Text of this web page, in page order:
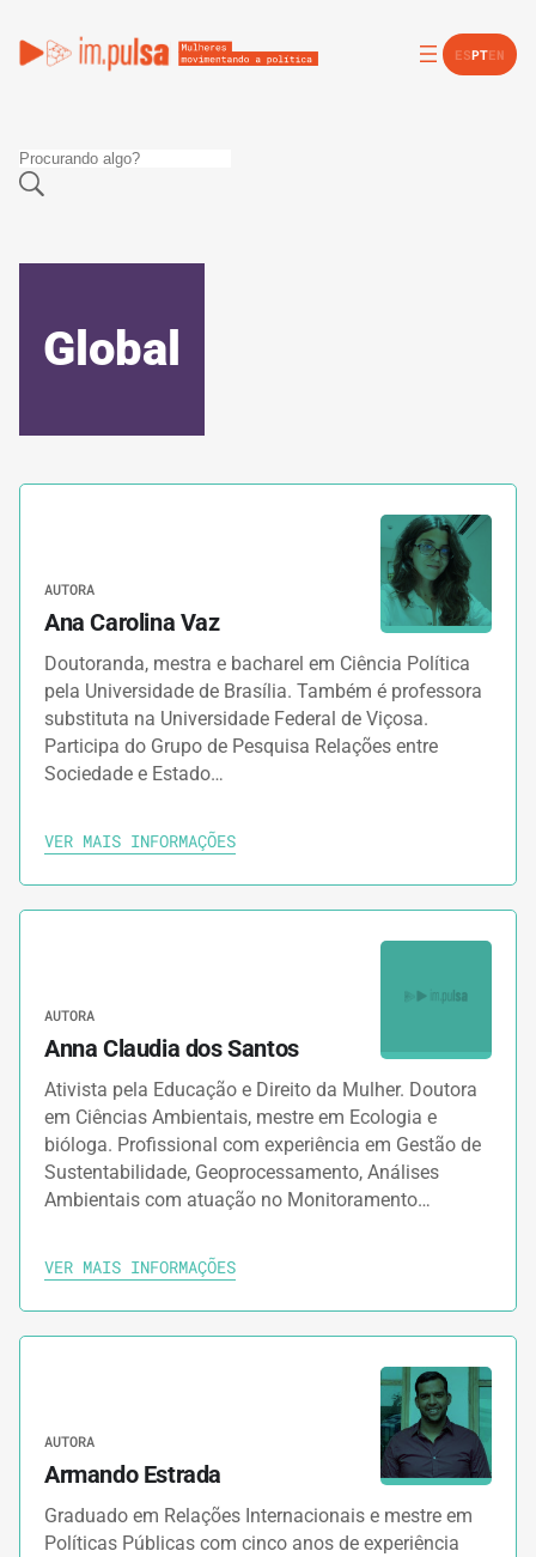
ESPTEN
Global
AUTORA
Ana Carolina Vaz
Doutoranda, mestra e bacharel em Ciência Política
pela Universidade de Brasília. Também é professora
substituta na Universidade Federal de Viçosa.
Participa do Grupo de Pesquisa Relações entre
Sociedade e Estado…
VER MAIS INFORMAÇÕES
AUTORA
Anna Claudia dos Santos
Ativista pela Educação e Direito da Mulher. Doutora
em Ciências Ambientais, mestre em Ecologia e
bióloga. Profissional com experiência em Gestão de
Sustentabilidade, Geoprocessamento, Análises
Ambientais com atuação no Monitoramento…
VER MAIS INFORMAÇÕES
AUTORA
Armando Estrada
Graduado em Relações Internacionais e mestre em
Políticas Públicas com cinco anos de experiência